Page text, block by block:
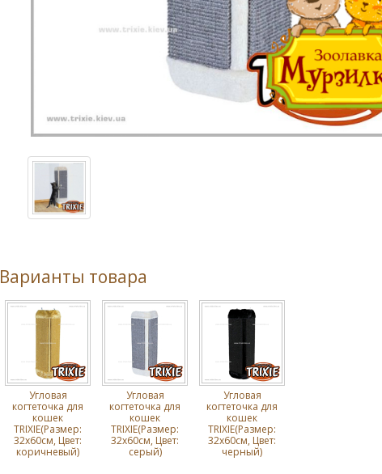
Варианты товара
Угловая
когтеточка для
кошек
TRIXIE(Размер:
32х60см, Цвет:
коричневый)
Угловая
когтеточка для
кошек
TRIXIE(Размер:
32х60см, Цвет:
серый)
Угловая
когтеточка для
кошек
TRIXIE(Размер:
32х60см, Цвет:
черный)